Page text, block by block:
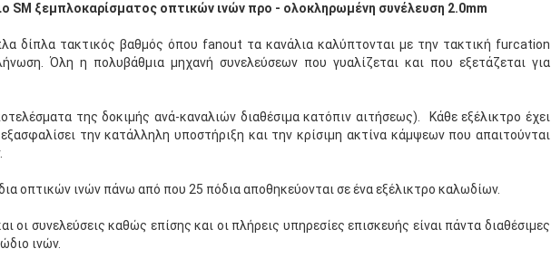
SM ξεμπλοκαρίσματος οπτικών ινών προ - ολοκληρωμένη συνέλευση 2.0mm
δίπλα τακτικός βαθμός όπου fanout τα κανάλια καλύπτονται με την τακτική furcation
Όλη η πολυβάθμια μηχανή συνελεύσεων που γυαλίζεται και που εξετάζεται για
της δοκιμής ανά-καναλιών διαθέσιμα κατόπιν αιτήσεως). Κάθε εξέλικτρο έχει
την κατάλληλη υποστήριξη και την κρίσιμη ακτίνα κάμψεων που απαιτούνται
οπτικών ινών πάνω από που 25 πόδια αποθηκεύονται σε ένα εξέλικτρο καλωδίων.
οι συνελεύσεις καθώς επίσης και οι πλήρεις υπηρεσίες επισκευής είναι πάντα διαθέσιμες
ινών.